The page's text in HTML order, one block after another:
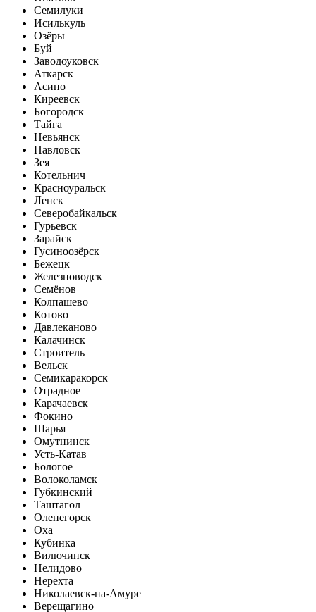
Семилуки
Исилькуль
Озёры
Буй
Заводоуковск
Аткарск
Асино
Киреевск
Богородск
Тайга
Невьянск
Павловск
Зея
Котельнич
Красноуральск
Ленск
Северобайкальск
Гурьевск
Зарайск
Гусиноозёрск
Бежецк
Железноводск
Семёнов
Колпашево
Котово
Давлеканово
Калачинск
Строитель
Вельск
Семикаракорск
Отрадное
Карачаевск
Фокино
Шарья
Омутнинск
Усть-Катав
Бологое
Волоколамск
Губкинский
Таштагол
Оленегорск
Оха
Кубинка
Вилючинск
Нелидово
Нерехта
Николаевск-на-Амуре
Верещагино